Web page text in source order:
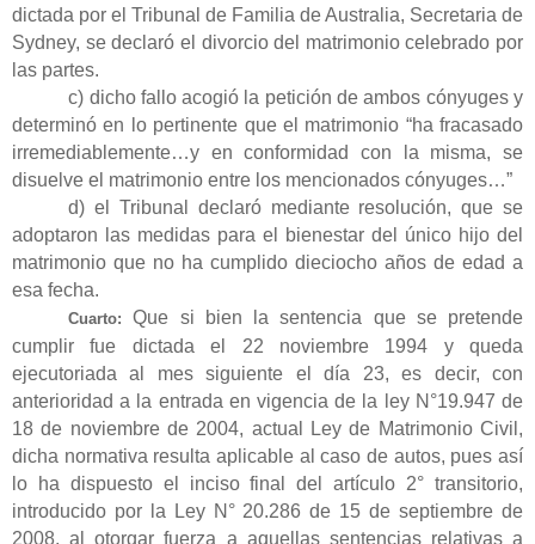
dictada por el Tribunal de Familia de Australia, Secretaria de
Sydney, se declaró el divorcio del matrimonio celebrado por
las partes.
c) dicho fallo acogió la petición de ambos cónyuges y
determinó en lo pertinente que el matrimonio “ha fracasado
irremediablemente…y en conformidad con la misma, se
disuelve el matrimonio entre los mencionados cónyuges…”
d) el Tribunal declaró mediante resolución, que se
adoptaron las medidas para el bienestar del único hijo del
matrimonio que no ha cumplido dieciocho años de edad a
esa fecha.
Cuarto:
Que si bien la sentencia que se pretende
cumplir fue dictada el 22 noviembre 1994 y queda
ejecutoriada al mes siguiente el día 23, es decir, con
anterioridad a la entrada en vigencia de la ley N°19.947 de
18 de noviembre de 2004, actual Ley de Matrimonio Civil,
dicha normativa resulta aplicable al caso de autos, pues así
lo ha dispuesto el inciso final del artículo 2° transitorio,
introducido por la Ley N° 20.286 de 15 de septiembre de
2008, al otorgar fuerza a aquellas sentencias relativas a